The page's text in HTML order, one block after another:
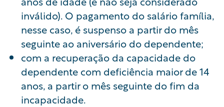
inválido). O pagamento do salário família,
nesse caso, é suspenso a partir do mês
seguinte ao aniversário do dependente;
com a recuperação da capacidade do
dependente com deficiência maior de 14
anos, a partir o mês seguinte do fim da
incapacidade.